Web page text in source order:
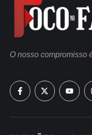
O nosso compromisso